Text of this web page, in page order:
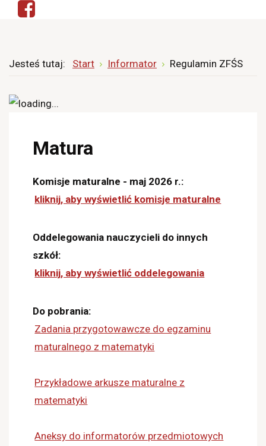
Jesteś tutaj: Start Informator Regulamin ZFŚS
Matura
Komisje maturalne - maj 2026 r.:
kliknij, aby wyświetlić komisje maturalne
Oddelegowania nauczycieli do innych
szkół:
kliknij, aby wyświetlić oddelegowania
Do pobrania:
Zadania przygotowawcze do egzaminu
maturalnego z matematyki
Przykładowe arkusze maturalne z
matematyki
Aneksy do informatorów przedmiotowych